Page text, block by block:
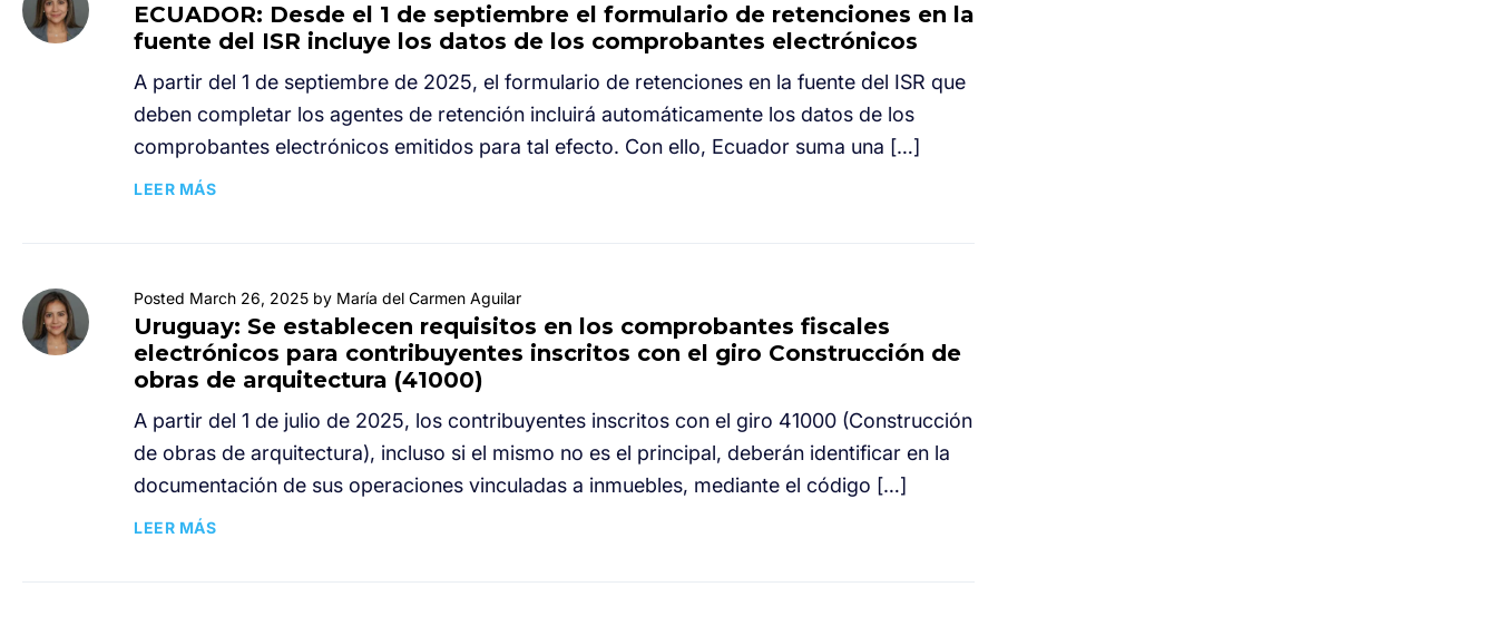
ECUADOR: Desde el 1 de septiembre el formulario de retenciones en la
fuente del ISR incluye los datos de los comprobantes electrónicos
A partir del 1 de septiembre de 2025, el formulario de retenciones en la fuente del ISR que
deben completar los agentes de retención incluirá automáticamente los datos de los
comprobantes electrónicos emitidos para tal efecto. Con ello, Ecuador suma una […]
LEER MÁS
Posted March 26, 2025 by María del Carmen Aguilar
Uruguay: Se establecen requisitos en los comprobantes fiscales
electrónicos para contribuyentes inscritos con el giro Construcción de
obras de arquitectura (41000)
A partir del 1 de julio de 2025, los contribuyentes inscritos con el giro 41000 (Construcción
de obras de arquitectura), incluso si el mismo no es el principal, deberán identificar en la
documentación de sus operaciones vinculadas a inmuebles, mediante el código […]
LEER MÁS